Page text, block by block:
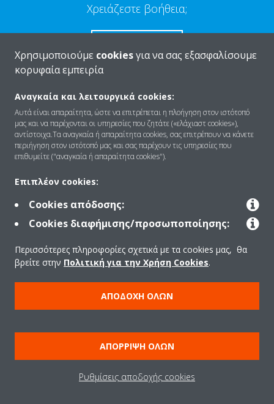
Χρειάζεστε βοήθεια;
Ποιοι είμαστε
Λύσεις
Επικοινωνία
Προϊόντα
Πολιτική Προστασίας Δεδομένων
Εταιρική δεοντολογία
Data Act
Χρησιμοποιούμε cookiesγια να σας εξασφαλίσουμε
κορυφαία εμπειρία
Αναγκαία και λειτουργικά cookies:
Αυτά είναι απαραίτητα, ώστε να επιτρέπεται η πλοήγηση στον ιστότοπό
μας και να παρέχονται οι υπηρεσίες που ζητάτε («ελάχιαστ cookies»),
αντίστοιχα.Τα αναγκαία ή απαραίτητα cookies, σας επιτρέπουν να κάνετε
περιήγηση στον ιστότοπό μας και σας παρέχουν τις υπηρεσίες που
επιθυμείτε ("αναγκαία ή απαραίτητα cookies").
Επιπλέον cookies:
Cookies απόδοσης:
Cookies διαφήμισης/προσωποποίησης:
Περισσότερες πληροφορίες σχετικά με τα cookies μας, θα
βρείτε στην Πολιτική για την Χρήση Cookies.
ΑΠΟΔΟΧΉ ΌΛΩΝ
ΑΠΌΡΡΙΨΗ ΌΛΩΝ
Ρυθμίσεις αποδοχής cookies